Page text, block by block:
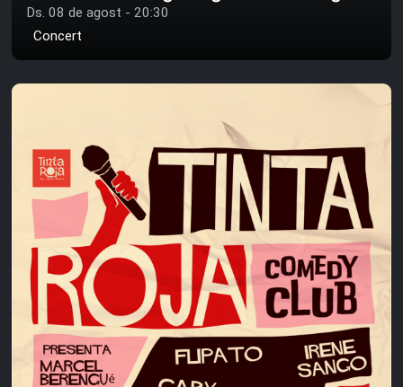
Ds. 08 de agost - 20:30
Concert